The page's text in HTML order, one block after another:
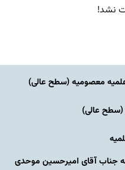
نشد!
معصومیه‌ (سطح عالی)
عالی)
جناب آقای امیرحسین موحدی